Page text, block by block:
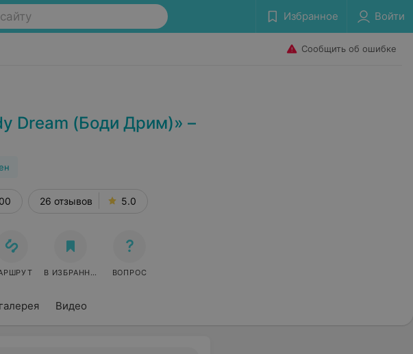
Избранное Войти
Сообщить об ошибке
Dream (Боди Дрим)» –
Видео
26 отзывов 5.0
В ИЗБРАННОЕ ВОПРОС